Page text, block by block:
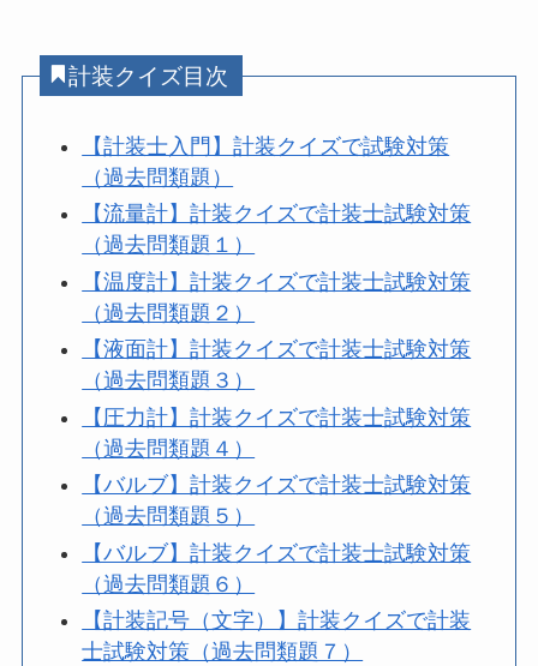
計装クイズ目次
【計装士入門】計装クイズで試験対策
（過去問類題）
【流量計】計装クイズで計装士試験対策
（過去問類題１）
【温度計】計装クイズで計装士試験対策
（過去問類題２）
【液面計】計装クイズで計装士試験対策
（過去問類題３）
【圧力計】計装クイズで計装士試験対策
（過去問類題４）
【バルブ】計装クイズで計装士試験対策
（過去問類題５）
【バルブ】計装クイズで計装士試験対策
（過去問類題６）
【計装記号（文字）】計装クイズで計装
士試験対策（過去問類題７）